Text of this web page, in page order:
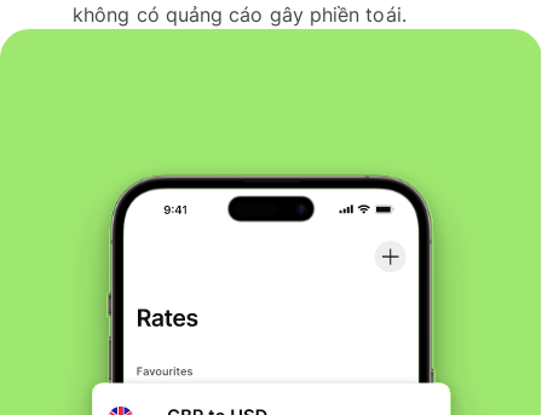
không có quảng cáo gây phiền toái.